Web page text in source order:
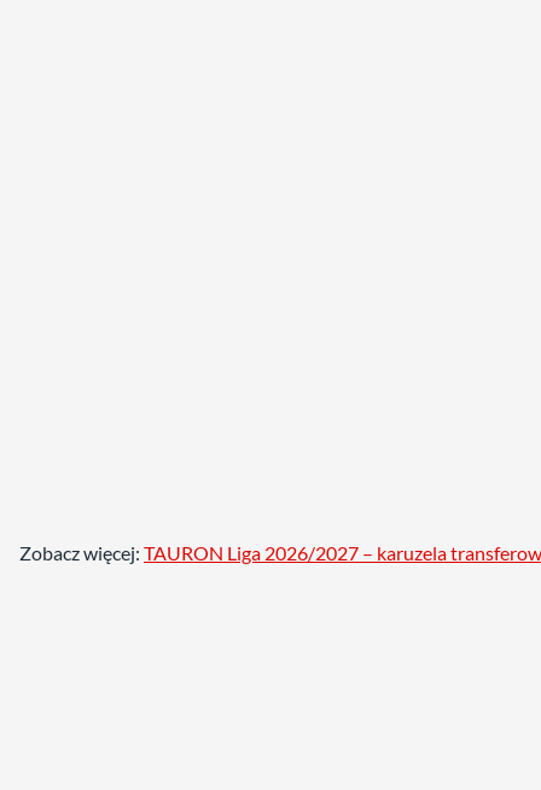
Zobacz więcej: TAURON Liga 2026/2027 – karuzela